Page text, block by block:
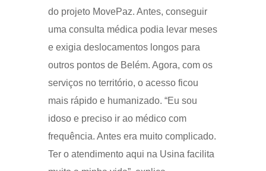
do projeto MovePaz. Antes, conseguir
uma consulta médica podia levar meses
e exigia deslocamentos longos para
outros pontos de Belém. Agora, com os
serviços no território, o acesso ficou
mais rápido e humanizado. “Eu sou
idoso e preciso ir ao médico com
frequência. Antes era muito complicado.
Ter o atendimento aqui na Usina facilita